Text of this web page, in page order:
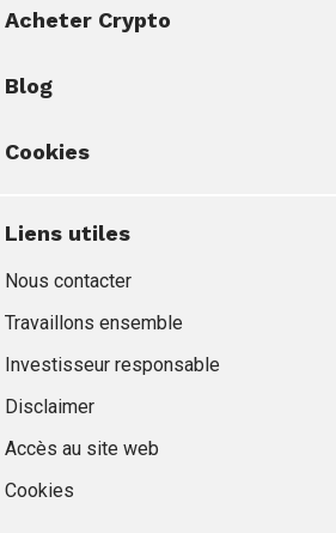
Acheter Crypto
Blog
Cookies
Liens utiles
Nous contacter
Travaillons ensemble
Investisseur responsable
Disclaimer
Accès au site web
Cookies